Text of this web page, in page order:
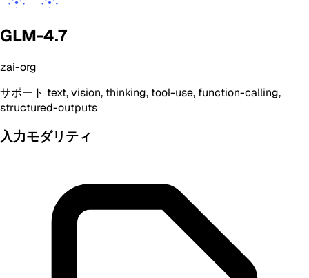
GLM-4.7
zai-org
サポート text, vision, thinking, tool-use, function-calling,
structured-outputs
入力モダリティ